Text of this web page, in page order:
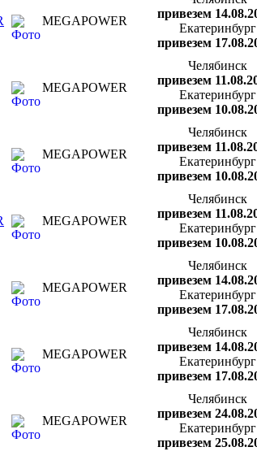
MEGAPOWER
привезем
Екатеринбург
привезем
MEGAPOWER
Челябинск
привезем
Екатеринбург
привезем
MEGAPOWER
Челябинск
привезем
Екатеринбург
привезем
MEGAPOWER
Челябинск
привезем
Екатеринбург
привезем
MEGAPOWER
Челябинск
привезем
Екатеринбург
привезем
MEGAPOWER
Челябинск
привезем
Екатеринбург
привезем
MEGAPOWER
Челябинск
привезем
Екатеринбург
привезем